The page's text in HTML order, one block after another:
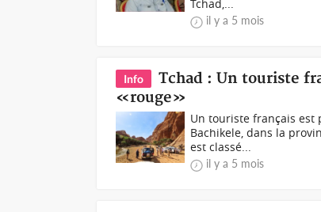
Tchad,...
il y a 5 mois
Info
Tchad : Un touriste
«rouge»
Un touriste français est
Bachikele, dans la
est classé...
il y a 5 mois